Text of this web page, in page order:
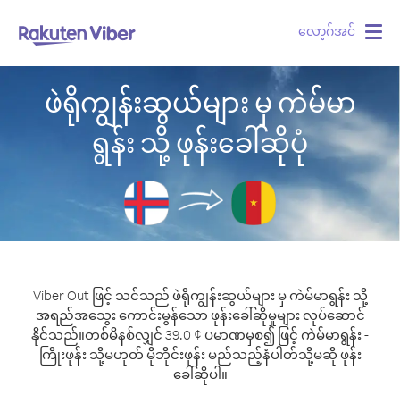
လော့ဂ်အင်
ဖဲရိုကျွန်းဆွယ်များ မှ ကဲမ်မာ
ရွန်း သို့ ဖုန်းခေါ်ဆိုပုံ
Viber Out ဖြင့် သင်သည် ဖဲရိုကျွန်းဆွယ်များ မှ ကဲမ်မာရွန်း သို့
အရည်အသွေး ကောင်းမွန်သော ဖုန်းခေါ်ဆိုမှုများ လုပ်ဆောင်
နိုင်သည်။တစ်မိနစ်လျှင် 39.0 ¢ ပမာဏမှစ၍ ဖြင့် ကဲမ်မာရွန်း -
ကြိုးဖုန်း သို့မဟုတ် မိုဘိုင်းဖုန်း မည်သည့်နံပါတ်သို့မဆို ဖုန်း
ခေါ်ဆိုပါ။